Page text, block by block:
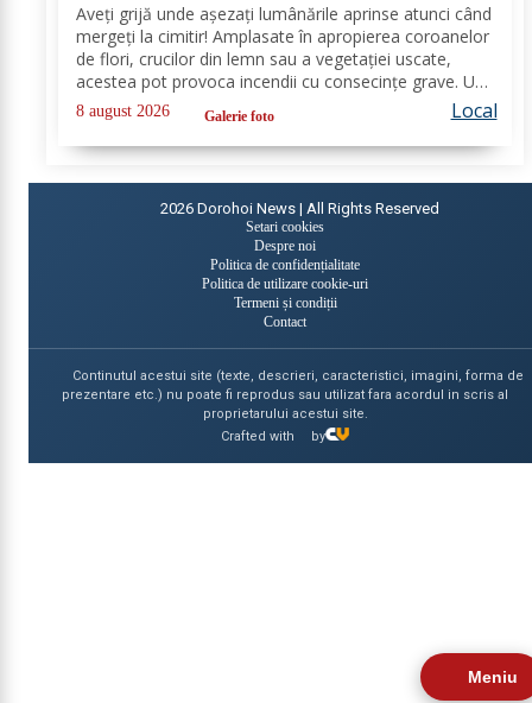
Meniu
Aveți grijă unde așezați lumânările aprinse atunci când
mergeți la cimitir! Amplasate în apropierea coroanelor
de flori, crucilor din lemn sau a vegetației uscate,
acestea pot provoca incendii cu consecințe grave. Un
astfel de eveniment s-a produs ieri, în cimitirul din
localitatea Ichimeni, comuna...
8 august 2026 Galerie foto Local
2026 Dorohoi News | All Rights Reserved
Setari cookies
Despre noi
Politica de confidențialitate
Politica de utilizare cookie-uri
Termeni și condiții
Contact
Continutul acestui site (texte, descrieri, caracteristici, imagini, forma de
prezentare etc.) nu poate fi reprodus sau utilizat fara acordul in scris al
proprietarului acestui site.
Crafted with
by